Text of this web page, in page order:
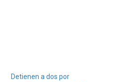
Detienen a dos por